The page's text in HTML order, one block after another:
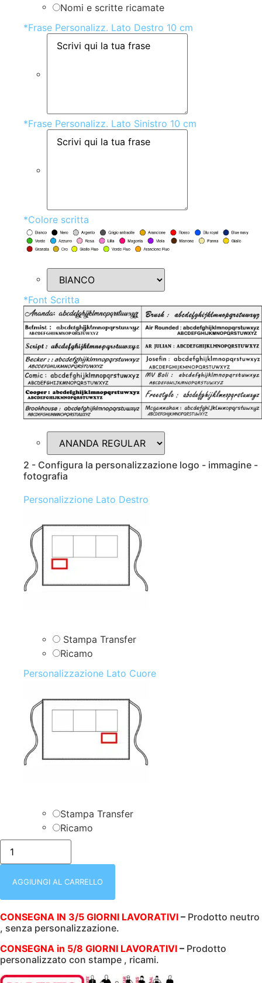
Nomi e scritte ricamate
*Frase Personalizz. Lato Destro 10 cm
*Frase Personalizz. Lato Sinistro 10 cm
*Colore scritta
*Font Scritta
2 - Configura la personalizzazione logo - immagine -
fotografia
Personalizzione Lato Destro
Stampa Transfer
Ricamo
Personalizzazione Lato Cuore
Stampa Transfer
Ricamo
GREMBIULE
VITA
|
3
|
NERO
200
GR/M2
|
65
AGGIUNGI AL CARRELLO
CONSEGNA IN 3/5 GIORNI LAVORATIVI – Prodotto neutro
, senza personalizzazione.
CONSEGNA in 5/8 GIORNI LAVORATIVI – Prodotto
personalizzato con stampe , ricami.